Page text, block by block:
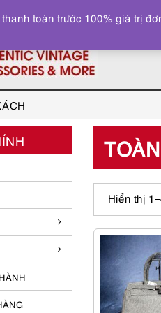
Hiển thị
toán trước 100% giá trị